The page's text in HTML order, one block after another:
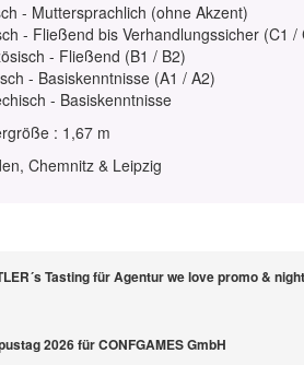
- Muttersprachlich (ohne Akzent)
- Fließend bis Verhandlungssicher (C1 /
- Fließend (B1 / B2)
- Basiskenntnisse (A1 / A2)
- Basiskenntnisse
: 1,67 m
Chemnitz & Leipzig
Tasting für Agentur we love promo &
2026 für CONFGAMES GmbH